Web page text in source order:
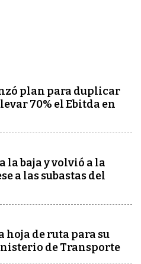
plan para duplicar
70% el Ebitda en
la baja y volvió a la
a las subastas del
hoja de ruta para su
de Transporte